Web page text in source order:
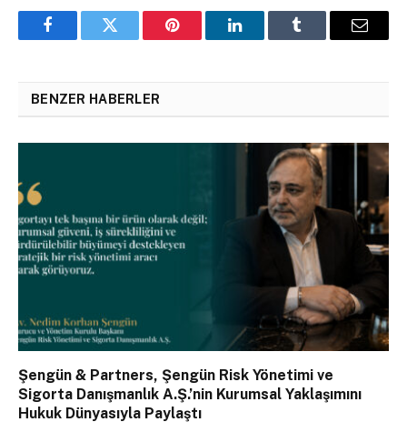
FacebookTwitter Pinterest LinkedInTumblr Email
BENZER HABERLER
Şengün & Partners, Şengün Risk Yönetimi ve
Sigorta Danışmanlık A.Ş.’nin Kurumsal Yaklaşımını
Hukuk Dünyasıyla Paylaştı